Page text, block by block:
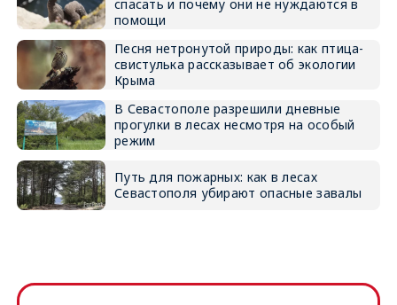
спасать и почему они не нуждаются в
помощи
Песня нетронутой природы: как птица-
свистулька рассказывает об экологии
Крыма
В Севастополе разрешили дневные
прогулки в лесах несмотря на особый
режим
Путь для пожарных: как в лесах
Севастополя убирают опасные завалы